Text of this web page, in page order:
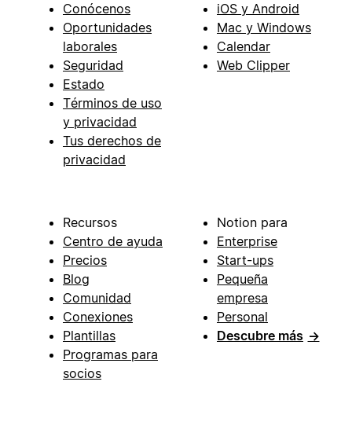
Conócenos
Oportunidades
laborales
Seguridad
Estado
Términos de uso
y privacidad
Tus derechos de
privacidad
iOS y Android
Mac y Windows
Calendar
Web Clipper
Recursos
Centro de ayuda
Precios
Blog
Comunidad
Conexiones
Plantillas
Programas para
socios
Notion para
Enterprise
Start-ups
Pequeña
empresa
Personal
Descubre más →